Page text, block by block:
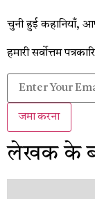
चुनी हुई कहानियाँ,
हमारी सर्वोत्तम
जमा करना
लेखक के